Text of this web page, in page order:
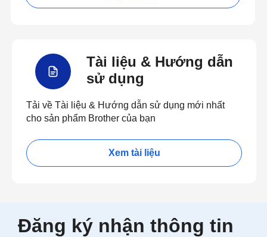
Tài liệu & Hướng dẫn
sử dụng
Tải về Tài liệu & Hướng dẫn sử dụng mới nhất
cho sản phẩm Brother của bạn
Xem tài liệu
Đăng ký nhận thông tin